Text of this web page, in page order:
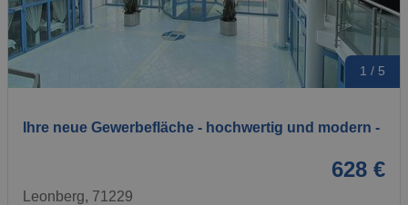
1 / 5
Ihre neue Gewerbefläche - hochwertig und modern -
628 €
Leonberg, 71229